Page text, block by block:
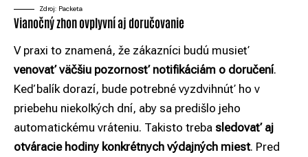
Zdroj: Packeta
Vianočný zhon ovplyvní aj doručovanie
V praxi to znamená, že zákazníci budú musieť
venovať väčšiu pozornosť notifikáciám o doručení.
Keď balík dorazí, bude potrebné vyzdvihnúť ho v
priebehu niekoľkých dní, aby sa predišlo jeho
automatickému vráteniu. Takisto treba sledovať aj
otváracie hodiny konkrétnych výdajných miest. Pred